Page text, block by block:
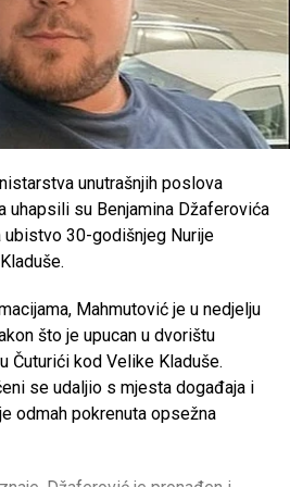
KM
KM
–50.000 KM
KM
KM
–15.000 KM
KM
–8.000 KM
Most” – 7.500 KM
–
KM
2026/07/06/registar-
u-krajini-profesori-
kolektivnog-ugovora/?
plate imaju zaposleni u
V2/registar-zaposlenih-u-
Tweet
unutrašnjih poslova
uhapsili su Benjamina Džaferovića
30-godišnjeg Nurije
Mahmutović je u nedjelju
što je upucan u dvorištu
Čuturići kod Velike Kladuše.
se udaljio s mjesta događaja i
odmah pokrenuta opsežna